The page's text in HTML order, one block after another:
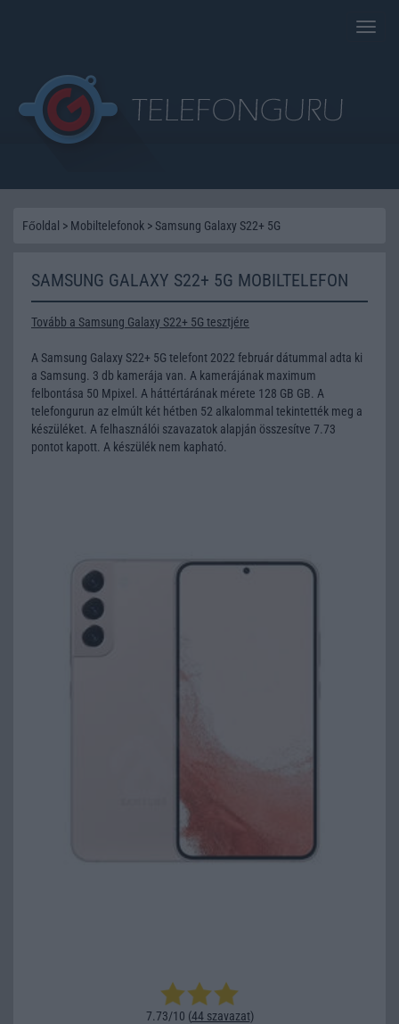
Toggle
Főoldal > Mobiltelefonok > Samsung Galaxy S22+ 5G
SAMSUNG GALAXY S22+ 5G MOBILTELEFON
Tovább a Samsung Galaxy S22+ 5G tesztjére
A Samsung Galaxy S22+ 5G telefont 2022 február dátummal adta ki
a Samsung. 3 db kamerája van. A kamerájának maximum
felbontása 50 Mpixel. A háttértárának mérete 128 GB GB. A
telefongurun az elmúlt két hétben 52 alkalommal tekintették meg a
készüléket. A felhasználói szavazatok alapján összesítve 7.73
pontot kapott. A készülék nem kapható.
7.73/10 (44 szavazat)